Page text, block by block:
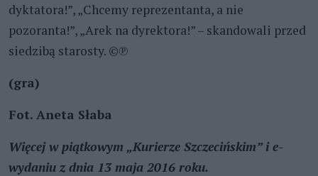
dyktatora!”, „Chcemy reprezentanta, a nie
pozoranta!”, „Arek na dyrektora!” – skandowali przed
siedzibą starosty. ©℗
(gra)
Fot. Aneta Słaba
Więcej w piątkowym „Kurierze Szczecińskim” i e-
wydaniu z dnia 13 maja 2016 roku.